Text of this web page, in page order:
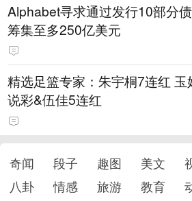
Alphabet寻求通过发行10部分
筹集至多250亿美元
精选足篮专家：朱宇桐7连红 玉
说彩&伍佳5连红
奇闻 段子 趣图 美文
八卦
情感 旅游 教育